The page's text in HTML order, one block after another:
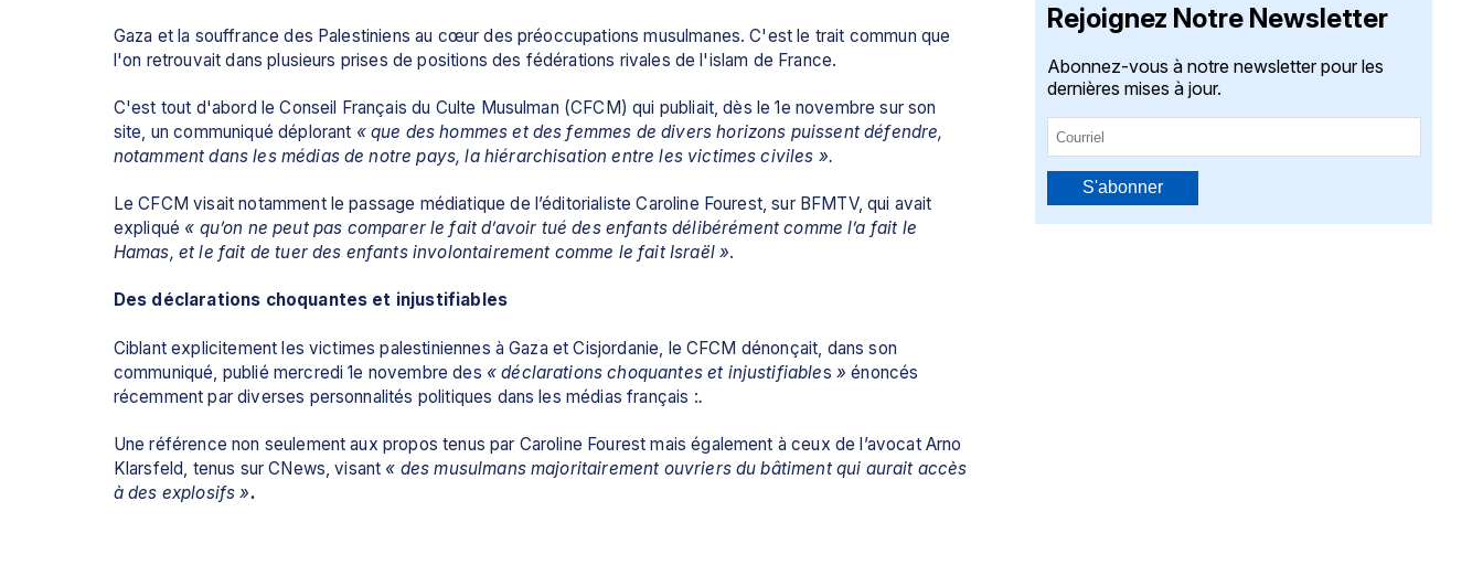
Gaza et la souffrance des Palestiniens au cœur des préoccupations musulmanes. C'est le trait commun que
l'on retrouvait dans plusieurs prises de positions des fédérations rivales de l'islam de France.
C'est tout d'abord le Conseil Français du Culte Musulman (CFCM) qui publiait, dès le 1e novembre sur son
site, un communiqué déplorant « que des hommes et des femmes de divers horizons puissent défendre,
notamment dans les médias de notre pays, la hiérarchisation entre les victimes civiles ».
Le CFCM visait notamment le passage médiatique de l’éditorialiste Caroline Fourest, sur BFMTV, qui avait
expliqué « qu’on ne peut pas comparer le fait d’avoir tué des enfants délibérément comme l’a fait le
Hamas, et le fait de tuer des enfants involontairement comme le fait Israël ».
Des déclarations choquantes et injustifiables
Ciblant explicitement les victimes palestiniennes à Gaza et Cisjordanie, le CFCM dénonçait, dans son
communiqué, publié mercredi 1e novembre des « déclarations choquantes et injustifiables » énoncés
récemment par diverses personnalités politiques dans les médias français :.
Une référence non seulement aux propos tenus par Caroline Fourest mais également à ceux de l’avocat Arno
Klarsfeld, tenus sur CNews, visant « des musulmans majoritairement ouvriers du bâtiment qui aurait accès
à des explosifs ».
Rejoignez Notre Newsletter
Abonnez-vous à notre newsletter pour les
dernières mises à jour.
S'abonner